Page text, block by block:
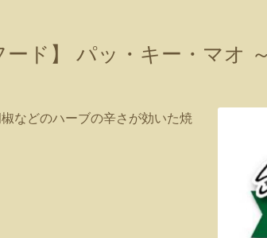
ード】 パッ・キー・マオ
などのハーブの辛さが効いた焼